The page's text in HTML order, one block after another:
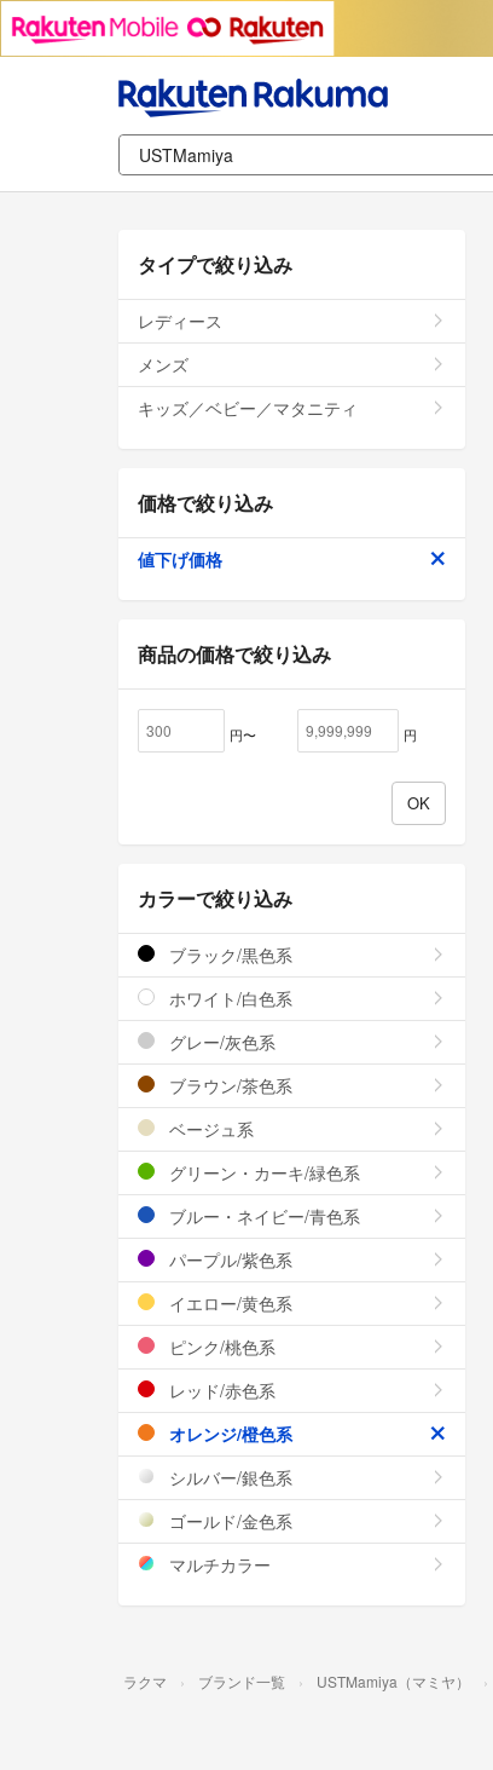
タイプで絞り込み
レディース
メンズ
キッズ／ベビー／マタニティ
価格で絞り込み
値下げ価格
商品の価格で絞り込み
円〜 円
カラーで絞り込み
ブラック/黒色系
ホワイト/白色系
グレー/灰色系
ブラウン/茶色系
ベージュ系
グリーン・カーキ/緑色系
ブルー・ネイビー/青色系
パープル/紫色系
イエロー/黄色系
ピンク/桃色系
レッド/赤色系
オレンジ/橙色系
シルバー/銀色系
ゴールド/金色系
マルチカラー
ラクマ ブランド一覧 USTMamiya（マミヤ）